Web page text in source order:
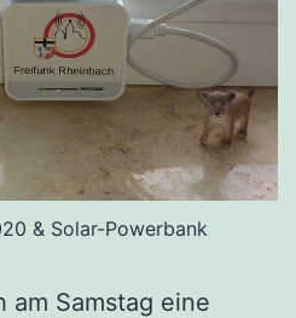
& Solar-Powerbank
am Samstag eine